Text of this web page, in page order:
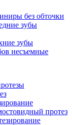
без обточки
зубы
зубы
несъемные
протез